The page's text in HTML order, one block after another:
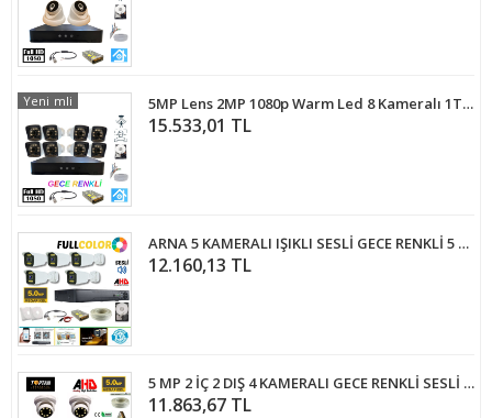
5MP Lens 2MP 1080p Warm Led 8 Kameralı 1TB Harddisk Dahil Güvenlik Kamerası Seti - ST-281TBW
15.533,01 TL
İndirimli
Yeni
ARNA 5 KAMERALI IŞIKLI SESLİ GECE RENKLİ 5 MP H.265+ GÜVENLİK KAMERA SETİ 250 GB HDD DAHİL - ST250558
12.160,13 TL
5 MP 2 İÇ 2 DIŞ 4 KAMERALI GECE RENKLİ SESLİ 1 TB HDD DAHİL AHD GÜVENLİK KAMERA SETİ - ST22510
11.863,67 TL